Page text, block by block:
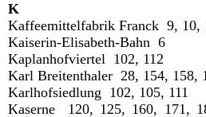
K
Kaffeemittelfabrik Franck 9, 10,
Kaiserin-Elisabeth-Bahn 6
Kaplanhofviertel 102, 112
Karl Breitenthaler 28, 154, 158,
Karlhofsiedlung 102, 105, 111
Kaserne 120, 125, 160, 171,